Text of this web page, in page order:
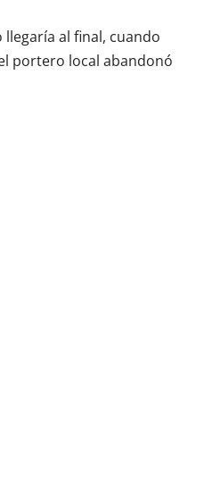
al final, cuando
portero local abandonó